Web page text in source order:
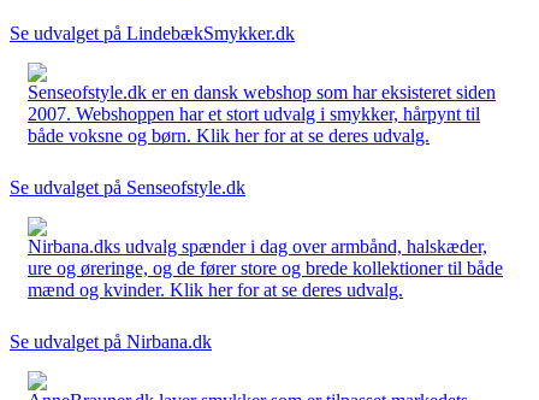
Se udvalget på LindebækSmykker.dk
Senseofstyle.dk er en dansk webshop som har eksisteret siden
2007. Webshoppen har et stort udvalg i smykker, hårpynt til
både voksne og børn. Klik her for at se deres udvalg.
Se udvalget på Senseofstyle.dk
Nirbana.dks udvalg spænder i dag over armbånd, halskæder,
ure og øreringe, og de fører store og brede kollektioner til både
mænd og kvinder. Klik her for at se deres udvalg.
Se udvalget på Nirbana.dk